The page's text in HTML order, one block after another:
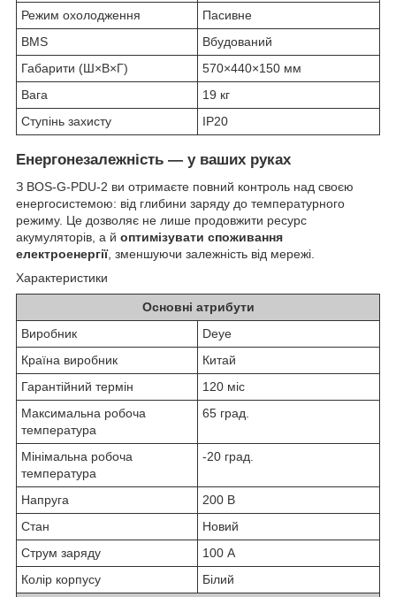
Режим охолодження
Пасивне
BMS
Вбудований
Габарити (Ш×В×Г)
570×440×150 мм
Вага
19 кг
Ступінь захисту
IP20
Енергонезалежність — у ваших руках
З BOS-G-PDU-2 ви отримаєте повний контроль над своєю
енергосистемою: від глибини заряду до температурного
режиму. Це дозволяє не лише продовжити ресурс
акумуляторів, а й оптимізувати споживання
електроенергії, зменшуючи залежність від мережі.
Характеристики
Основні атрибути
Виробник
Deye
Країна виробник
Китай
Гарантійний термін
120 міс
Максимальна робоча
температура
65 град.
Мінімальна робоча
температура
-20 град.
Напруга
200 В
Стан
Новий
Струм заряду
100 А
Колір корпусу
Білий